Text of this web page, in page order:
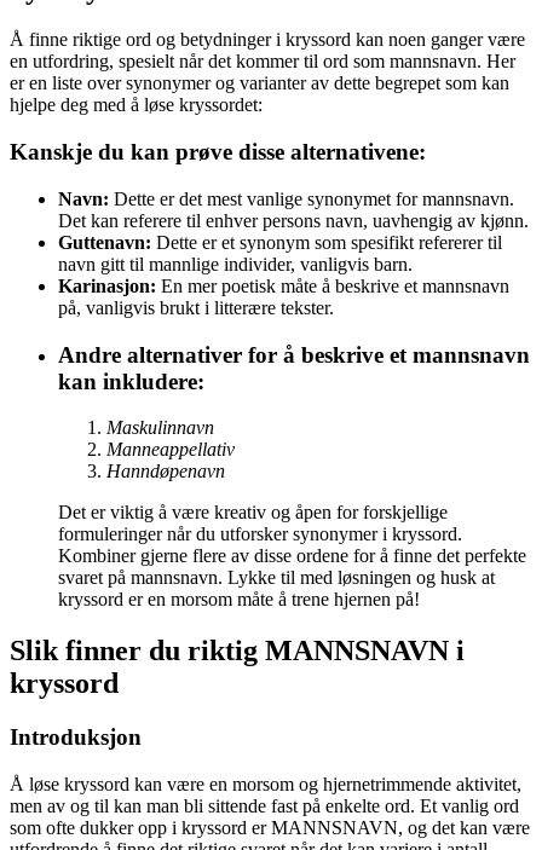
Å finne riktige ord og betydninger i kryssord kan noen ganger være
en utfordring, spesielt når det kommer til ord som mannsnavn. Her
er en liste over synonymer og varianter av dette begrepet som kan
hjelpe deg med å løse kryssordet:
Kanskje du kan prøve disse alternativene:
Navn: Dette er det mest vanlige synonymet for mannsnavn.
Det kan referere til enhver persons navn, uavhengig av kjønn.
Guttenavn: Dette er et synonym som spesifikt refererer til
navn gitt til mannlige individer, vanligvis barn.
Karinasjon: En mer poetisk måte å beskrive et mannsnavn
på, vanligvis brukt i litterære tekster.
Andre alternativer for å beskrive et mannsnavn
kan inkludere:
Maskulinnavn
Manneappellativ
Hanndøpenavn
Det er viktig å være kreativ og åpen for forskjellige
formuleringer når du utforsker synonymer i kryssord.
Kombiner gjerne flere av disse ordene for å finne det perfekte
svaret på mannsnavn. Lykke til med løsningen og husk at
kryssord er en morsom måte å trene hjernen på!
Slik finner du riktig MANNSNAVN i
kryssord
Introduksjon
Å løse kryssord kan være en morsom og hjernetrimmende aktivitet,
men av og til kan man bli sittende fast på enkelte ord. Et vanlig ord
som ofte dukker opp i kryssord er MANNSNAVN, og det kan være